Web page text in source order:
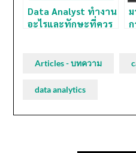
Data Analyst ทำงาน
อะไรและทักษะที่ควร
Articles - บทความ
data analytics